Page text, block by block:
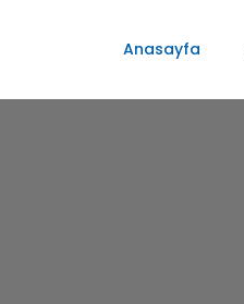
Anasayfa